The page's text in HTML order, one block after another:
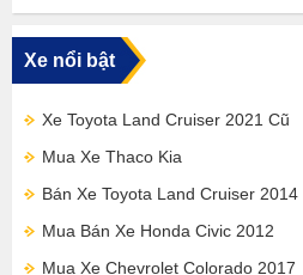
Xe nổi bật
Xe Toyota Land Cruiser 2021 Cũ
Mua Xe Thaco Kia
Bán Xe Toyota Land Cruiser 2014
Mua Bán Xe Honda Civic 2012
Mua Xe Chevrolet Colorado 2017